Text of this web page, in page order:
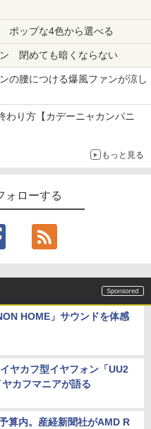
ポップな4色から選べる
閉めても暗くならない
の腰につける爆風ファンが涼し
わり方【カデーニャカンパニ
もっと見る
ォローする
HOME」サウンドを体感
ヤカフ型イヤフォン「UU2
カフマニアが語る
算内。産経新聞社がAMD R